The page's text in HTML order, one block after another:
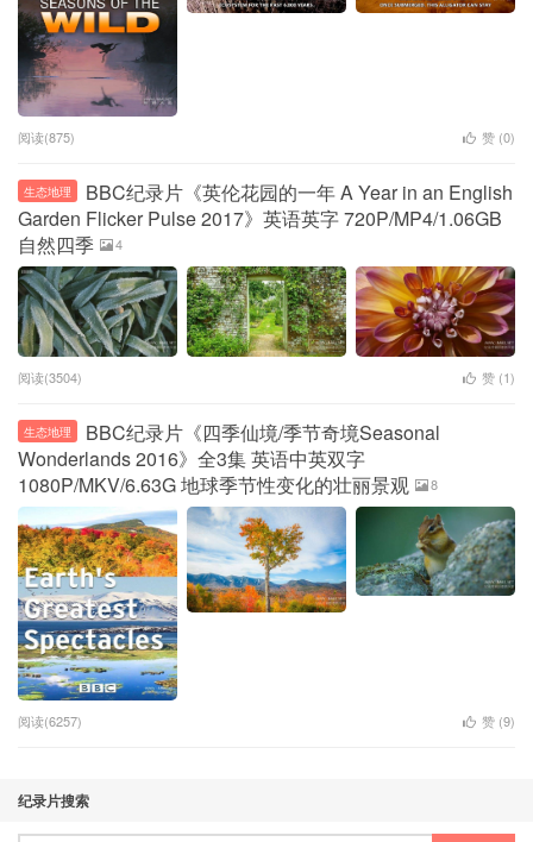
阅读(875) 赞 (0)
生态地理
BBC纪录片《英伦花园的一年 A Year in an English
Garden Flicker Pulse 2017》英语英字 720P/MP4/1.06GB
自然四季
4
阅读(3504) 赞 (1)
生态地理
BBC纪录片《四季仙境/季节奇境Seasonal
Wonderlands 2016》全3集 英语中英双字
1080P/MKV/6.63G 地球季节性变化的壮丽景观
8
阅读(6257) 赞 (9)
纪录片搜索